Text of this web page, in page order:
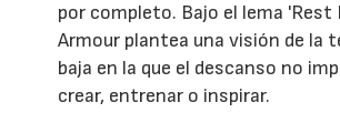
por completo. Bajo el lema 'Rest
Armour plantea una visión de la
baja en la que el descanso no
crear, entrenar o inspirar.